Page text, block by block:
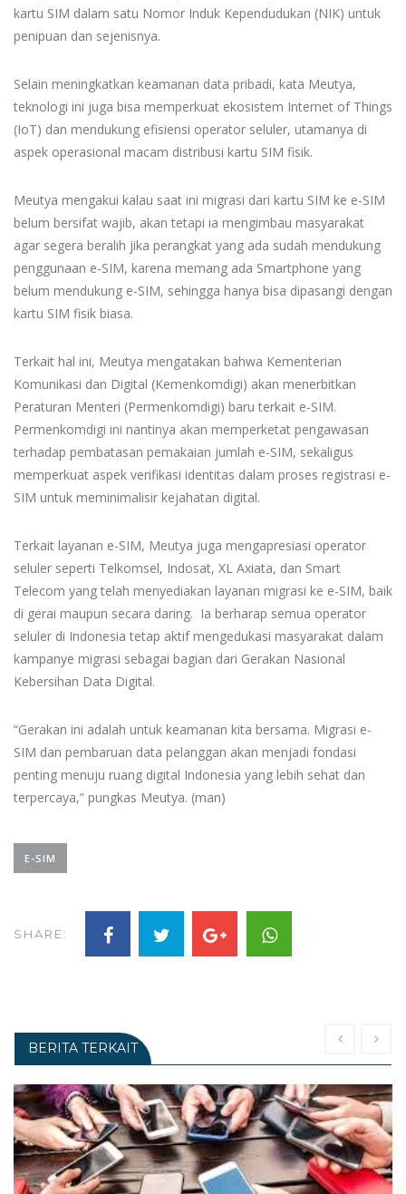
kartu SIM dalam satu Nomor Induk Kependudukan (NIK) untuk
penipuan dan sejenisnya.
Selain meningkatkan keamanan data pribadi, kata Meutya,
teknologi ini juga bisa memperkuat ekosistem Internet of Things
(IoT) dan mendukung efisiensi operator seluler, utamanya di
aspek operasional macam distribusi kartu SIM fisik.
Meutya mengakui kalau saat ini migrasi dari kartu SIM ke e-SIM
belum bersifat wajib, akan tetapi ia mengimbau masyarakat
agar segera beralih jika perangkat yang ada sudah mendukung
penggunaan e-SIM, karena memang ada Smartphone yang
belum mendukung e-SIM, sehingga hanya bisa dipasangi dengan
kartu SIM fisik biasa.
Terkait hal ini, Meutya mengatakan bahwa Kementerian
Komunikasi dan Digital (Kemenkomdigi) akan menerbitkan
Peraturan Menteri (Permenkomdigi) baru terkait e-SIM.
Permenkomdigi ini nantinya akan memperketat pengawasan
terhadap pembatasan pemakaian jumlah e-SIM, sekaligus
memperkuat aspek verifikasi identitas dalam proses registrasi e-
SIM untuk meminimalisir kejahatan digital.
Terkait layanan e-SIM, Meutya juga mengapresiasi operator
seluler seperti Telkomsel, Indosat, XL Axiata, dan Smart
Telecom yang telah menyediakan layanan migrasi ke e-SIM, baik
di gerai maupun secara daring. Ia berharap semua operator
seluler di Indonesia tetap aktif mengedukasi masyarakat dalam
kampanye migrasi sebagai bagian dari Gerakan Nasional
Kebersihan Data Digital.
“Gerakan ini adalah untuk keamanan kita bersama. Migrasi e-
SIM dan pembaruan data pelanggan akan menjadi fondasi
penting menuju ruang digital Indonesia yang lebih sehat dan
terpercaya,” pungkas Meutya. (man)
E-SIM
SHARE:
BERITA TERKAIT